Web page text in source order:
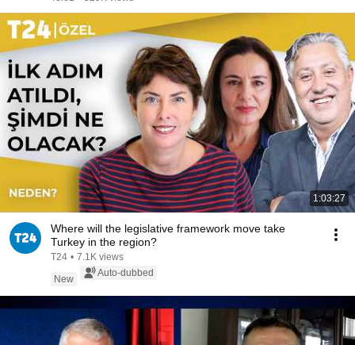
1:03:27
Where will the legislative framework move take
Turkey in the region?
T24 • 7.1K views
New
Auto-dubbed